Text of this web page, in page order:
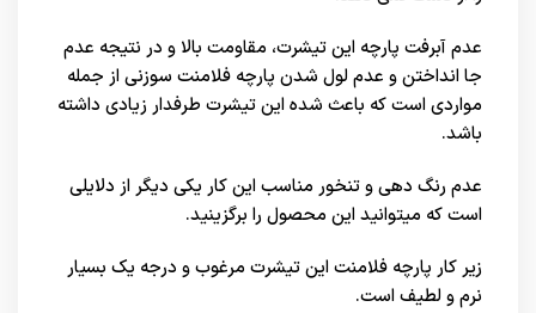
عدم آبرفت پارچه این تیشرت، مقاومت بالا و در نتیجه عدم
جا انداختن و عدم لول شدن پارچه فلامنت سوزنی از جمله
مواردی است که باعث شده این تیشرت طرفدار زیادی داشته
باشد.
عدم رنگ دهی و تنخور مناسب این کار یکی دیگر از دلایلی
است که میتوانید این محصول را برگزینید.
زیر کار پارچه فلامنت این تیشرت مرغوب و درجه یک بسیار
نرم و لطیف است.